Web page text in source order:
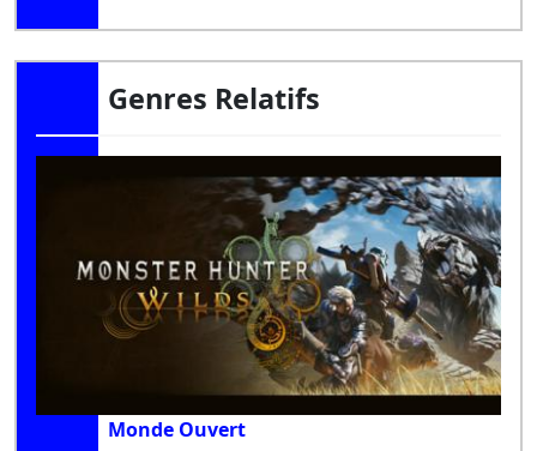
Genres Relatifs
Monde Ouvert